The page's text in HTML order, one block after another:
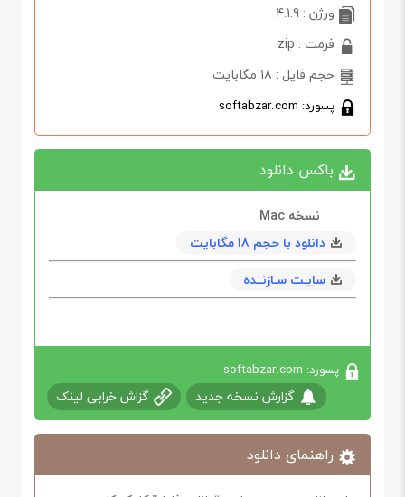
ورژن : 4.1.9
فرمت : zip
حجم فایل : 18 مگابایت
پسورد: softabzar.com
باکس دانلود
نسخه Mac
دانلود با حجم 18 مگابايت
سایـت سـازنــده
پسورد: softabzar.com
گزارش نسخه جدید گزاش خرابی لینک
راهنمای دانلود